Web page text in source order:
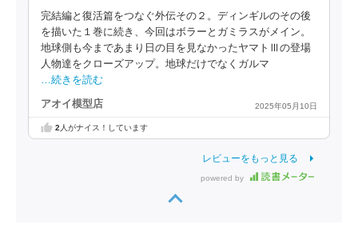
完結編と復活篇をつなぐ外伝その２。ディンギルのその後
を描いた１巻に続き、今回はボラーとガミラスがメイン。
地球側も今まであまり日の目を見なかったヤマトⅢの登場
人物達をクローズアップ。地球だけでなくガルマ
…続きを読む
アオイ模型店 2025年05月10日
2 人がナイス！しています
レビューをもっと見る
powered by